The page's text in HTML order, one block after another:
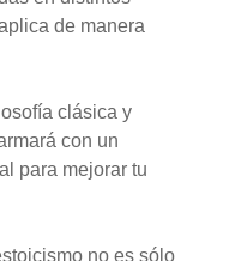
de manera
clásica y
con un
para mejorar tu
no es sólo